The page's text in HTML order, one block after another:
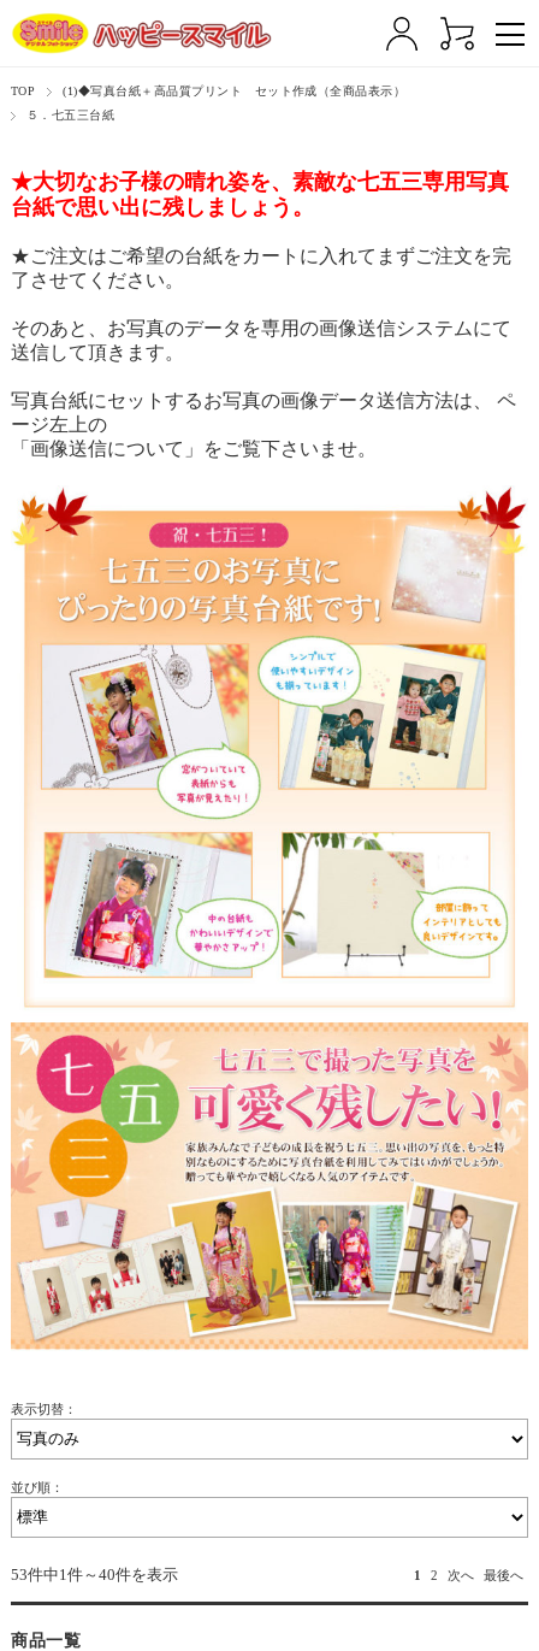
TOP
(1)◆写真台紙＋高品質プリント セット作成（全商品表示）
５．七五三台紙
★大切なお子様の晴れ姿を、素敵な七五三専用写真
台紙で思い出に残しましょう。
★ご注文はご希望の台紙をカートに入れてまずご注文を完
了させてください。
そのあと、お写真のデータを専用の画像送信システムにて
送信して頂きます。
写真台紙にセットするお写真の画像データ送信方法は、 ペ
ージ左上の
「画像送信について」をご覧下さいませ。
表示切替：
並び順：
53件中1件～40件を表示 1 2 次へ 最後へ
商品一覧